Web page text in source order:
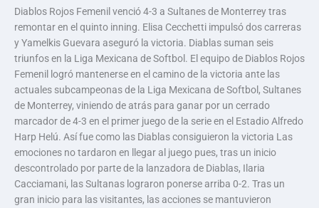
Diablos Rojos Femenil venció 4-3 a Sultanes de Monterrey tras
remontar en el quinto inning. Elisa Cecchetti impulsó dos carreras
y Yamelkis Guevara aseguró la victoria. Diablas suman seis
triunfos en la Liga Mexicana de Softbol. El equipo de Diablos Rojos
Femenil logró mantenerse en el camino de la victoria ante las
actuales subcampeonas de la Liga Mexicana de Softbol, Sultanes
de Monterrey, viniendo de atrás para ganar por un cerrado
marcador de 4-3 en el primer juego de la serie en el Estadio Alfredo
Harp Helú. Así fue como las Diablas consiguieron la victoria Las
emociones no tardaron en llegar al juego pues, tras un inicio
descontrolado por parte de la lanzadora de Diablas, Ilaria
Cacciamani, las Sultanas lograron ponerse arriba 0-2. Tras un
gran inicio para las visitantes, las acciones se mantuvieron